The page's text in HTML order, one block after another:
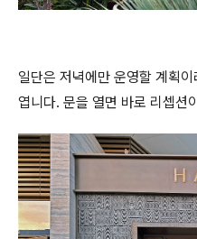
일단은 저녁에만 운영할 계획
엽니다. 문을 열면 바로 리셉션